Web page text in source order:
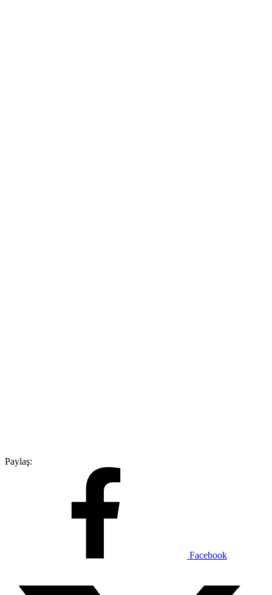
Paylaş:
Facebook